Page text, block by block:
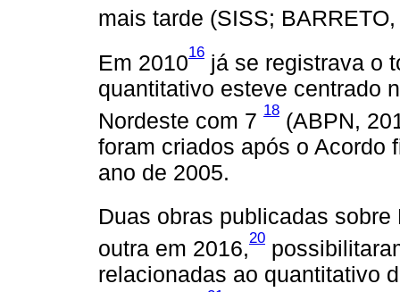
mais tarde (SISS;
Em 201016 já se registrava o
quantitativo esteve centrado
Nordeste com 7 18 (ABPN,
foram criados após o Acordo
ano de 2005.
Duas obras publicadas
outra em 2016,20
relacionadas ao quantitativo